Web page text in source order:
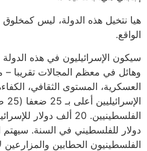
هيا نتخيل هذه الدولة، ليس كمخلوق
الواقع.
سيكون الإسرائيليون في هذه
وهائل في معظم المجالات تقريبا –
العسكرية، المستوى الثقافي،
دولار للفلسطيني في السنة. سيهتم
الفلسطينيون الحطابين والمزارعين